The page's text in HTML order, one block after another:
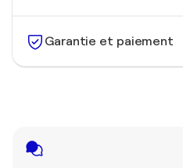
Garantie et paiement